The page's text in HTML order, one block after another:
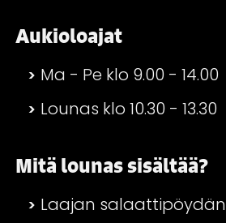
Aukioloajat
Ma - Pe klo 9.00 - 14.00
Lounas klo 10.30 - 13.30
Mitä lounas sisältää?
Laajan salaattipöydän